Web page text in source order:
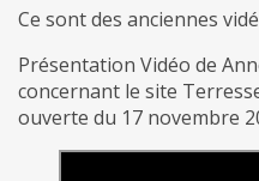
Ce sont des anciennes
Présentation Vidéo de
concernant le site
ouverte du 17 novembre